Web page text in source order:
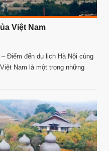
Việt Nam
Điểm đến du lịch Hà Nội cùng
Nam là một trong những